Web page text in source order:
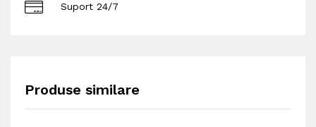
Suport 24/7
Produse similare